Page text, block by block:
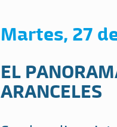
Martes, 27
EL
ARANCELES